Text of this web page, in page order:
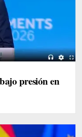
presión en